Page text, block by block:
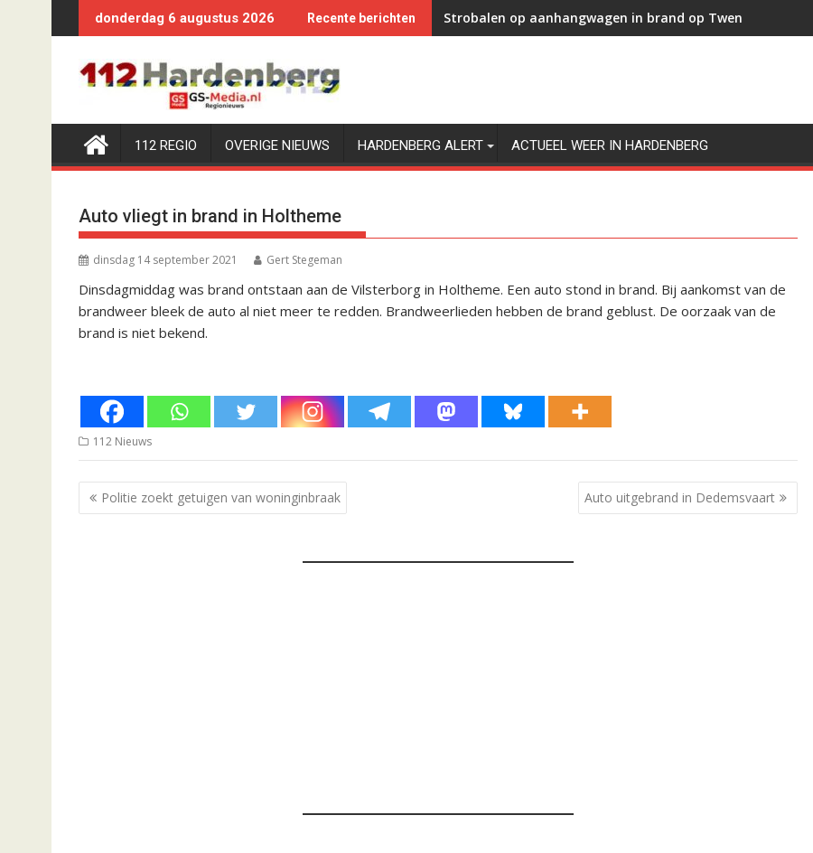
naar
inhoud
donderdag 6 augustus 2026 Recente berichten Strobalen op aanhangwagen in brand op Twenteweg in
112 REGIO OVERIGE NIEUWS HARDENBERG ALERT ACTUEEL WEER IN HARDENBERG
Auto vliegt in brand in Holtheme
dinsdag 14 september 2021 Gert Stegeman
Dinsdagmiddag was brand ontstaan aan de Vilsterborg in Holtheme. Een auto stond in brand. Bij aankomst van de
brandweer bleek de auto al niet meer te redden. Brandweerlieden hebben de brand geblust. De oorzaak van de
brand is niet bekend.
112 Nieuws
Bericht
navigatie
Politie zoekt getuigen van woninginbraak Auto uitgebrand in Dedemsvaart